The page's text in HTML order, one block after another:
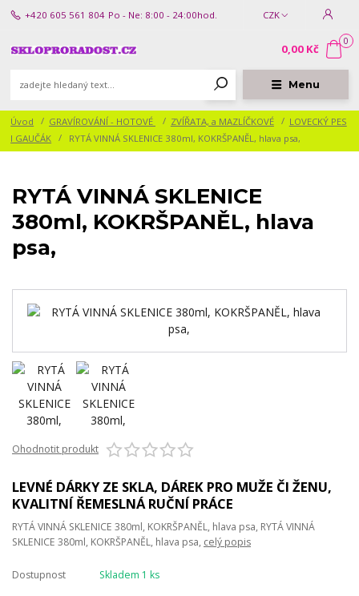
Menu
CZK
+420 605 561 804 Po - Ne: 8:00 - 24:00hod.
0
0,00 Kč
Úvod GRAVÍROVÁNÍ - HOTOVÉ ZVÍŘATA, a MAZLÍČKOVÉ
LOVECKÝ PES
I GAUČÁK
RYTÁ VINNÁ SKLENICE 380ml, KOKRŠPANĚL, hlava psa,
RYTÁ VINNÁ SKLENICE
380ml, KOKRŠPANĚL, hlava
psa,
Ohodnotit produkt
LEVNÉ DÁRKY ZE SKLA, DÁREK PRO MUŽE ČI ŽENU,
KVALITNÍ ŘEMESLNÁ RUČNÍ PRÁCE
RYTÁ VINNÁ SKLENICE 380ml, KOKRŠPANĚL, hlava psa, RYTÁ VINNÁ
SKLENICE 380ml, KOKRŠPANĚL, hlava psa, celý popis
Dostupnost Skladem 1 ks